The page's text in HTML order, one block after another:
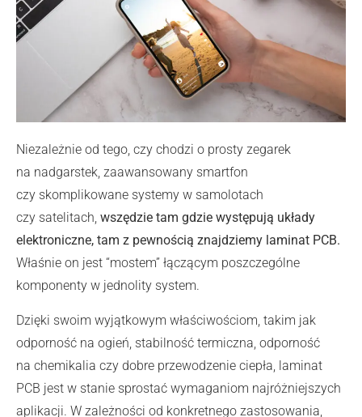
Niezależnie od tego, czy chodzi o prosty zegarek
na nadgarstek, zaawansowany smartfon
czy skomplikowane systemy w samolotach
czy satelitach, wszędzie tam gdzie występują układy
elektroniczne, tam z pewnością znajdziemy laminat PCB.
Właśnie on jest “mostem” łączącym poszczególne
komponenty w jednolity system.
Dzięki swoim wyjątkowym właściwościom, takim jak
odporność na ogień, stabilność termiczna, odporność
na chemikalia czy dobre przewodzenie ciepła, laminat
PCB jest w stanie sprostać wymaganiom najróżniejszych
aplikacji. W zależności od konkretnego zastosowania,